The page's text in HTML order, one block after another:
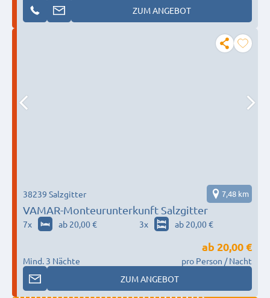
ZUM ANGEBOT
VAMAR-Monteurunterkunft Salzgitter
38239 Salzgitter 7,48 km
7x ab 20,00 € 3x ab 20,00 €
Mind. 3 Nächte
ab 20,00 €
pro Person / Nacht
ZUM ANGEBOT